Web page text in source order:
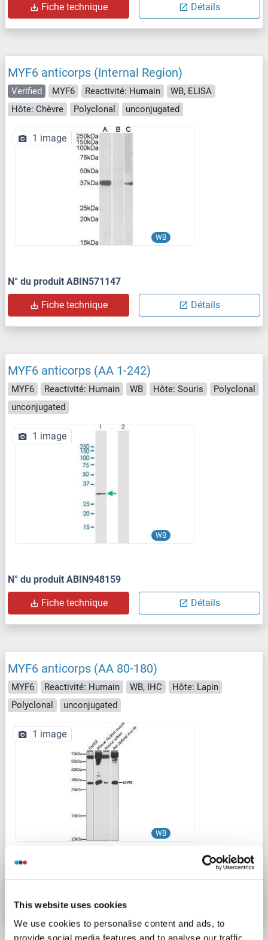
This website uses cookies
We use cookies to personalise content and ads, to
provide social media features and to analyse our traffic.
Fiche technique Détails
MYF6 anticorps (Internal Region)
Verified MYF6 Reactivité: Humain
WB, ELISA
Hôte: Chèvre
Polyclonal unconjugated
WB
1 image
N° du produit ABIN571147
Fiche technique Détails
MYF6 anticorps (AA 1-242)
MYF6 Reactivité: Humain WB Hôte: Souris
Polyclonal
unconjugated
WB
1 image
N° du produit ABIN948159
Fiche technique Détails
MYF6 anticorps (AA 80-180)
MYF6 Reactivité: Humain WB, IHC
Hôte: Lapin
Polyclonal
unconjugated
WB
1 image
N° du produit ABIN7268738
Fiche technique